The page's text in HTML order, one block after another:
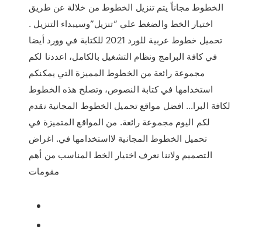
الخطوط مجاناً يتم تنزيل الخطوط من خلالة عن طريق
اختيار الخط والضغط علي “تنزيل”وسيبداء التنزيل .
تحميل خطوط عربية للورد 2021 للكتابة في وورد أيضا
في كافة البرامج ونظام التشغيل بالكامل، اعددنا لكم
مجموعة رائعة من الخطوط المميزة التي يمكنكم
استخدامها في كتابة النصوص، وتصلح هذه الخطوط
لكافة البرا… افضل مواقع تحميل الخطوط المجانية نقدم
لكم اليوم مجموعة رائعة. من المواقع المتميزة في
تحميل الخطوط المجانية لااستخدامها في. اغراض
التصميم ولاننا نعرف اختيار الخط المناسب من أهم
مقومات